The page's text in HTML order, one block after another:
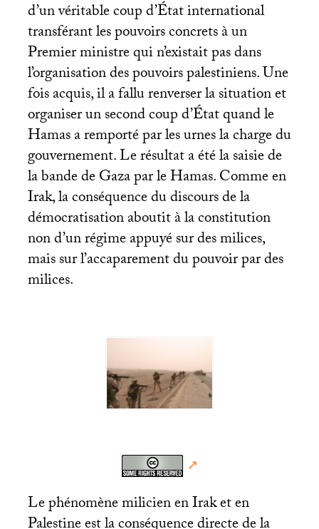
d’un véritable coup d’État international
transférant les pouvoirs concrets à un
Premier ministre qui n’existait pas dans
l’organisation des pouvoirs palestiniens. Une
fois acquis, il a fallu renverser la situation et
organiser un second coup d’État quand le
Hamas a remporté par les urnes la charge du
gouvernement. Le résultat a été la saisie de
la bande de Gaza par le Hamas. Comme en
Irak, la conséquence du discours de la
démocratisation aboutit à la constitution
non d’un régime appuyé sur des milices,
mais sur l’accaparement du pouvoir par des
milices.
Le phénomène milicien en Irak et en